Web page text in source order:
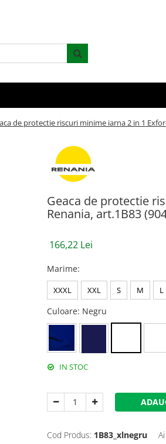
de protectie riscuri minime iarna 2 in 1
Geaca de protectie
Renania, art.1B83
166,22 Lei
Marime:
XXXL XXL S M L
Culoare: Negru
IN STOC
Cod Produs: 1B83_xlnegru